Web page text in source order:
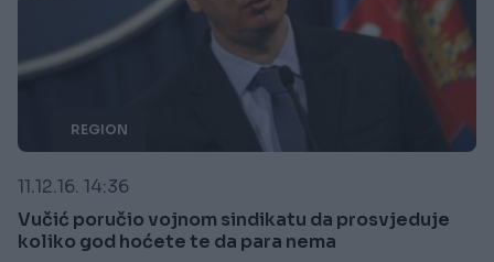
REGION
11.12.16. 14:36
Vučić poručio vojnom sindikatu da prosvjeduje
koliko god hoćete te da para nema